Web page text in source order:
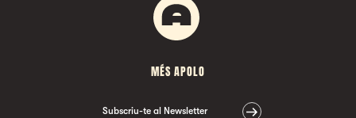
MÉS APOLO
Subscriu-te al Newsletter